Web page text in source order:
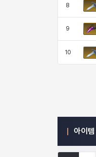
8
9
10
아이템